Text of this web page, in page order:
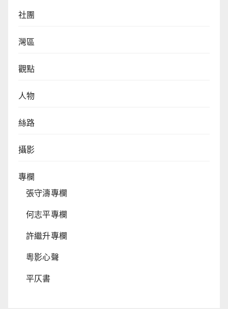
社團
灣區
觀點
人物
絲路
攝影
專欄
張守濤專欄
何志平專欄
許繼升專欄
粵影心聲
平仄書